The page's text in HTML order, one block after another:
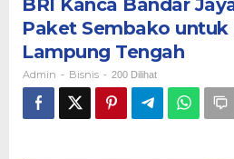
Salurkan
1.500
Paket
Sembako
untuk
Masyarakat
di
Lampung
Paket Sembako
Lampung Tengah
Admin - Bisnis - 200 Dilihat